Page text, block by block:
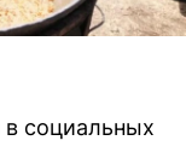
в социальных